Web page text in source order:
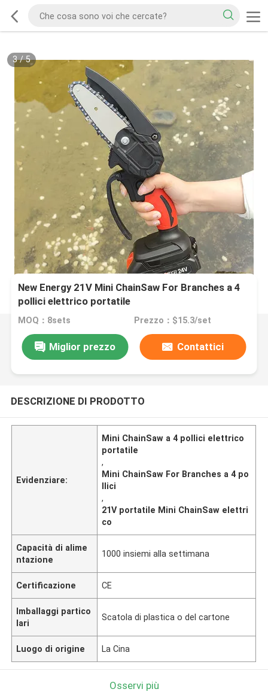
3/5
New Energy 21V Mini ChainSaw For Branches a 4
pollici elettrico portatile
MOQ：8sets Prezzo：$15.3/set
Miglior prezzo Contattici
DESCRIZIONE DI PRODOTTO
Evidenziare:
Mini ChainSaw a 4 pollici elettrico
portatile
,
Mini ChainSaw For Branches a 4 po
llici
,
21V portatile Mini ChainSaw elettri
co
Capacità di alime
ntazione
1000 insiemi alla settimana
Certificazione CE
Imballaggi partico
lari
Scatola di plastica o del cartone
Luogo di origine La Cina
Osservi più